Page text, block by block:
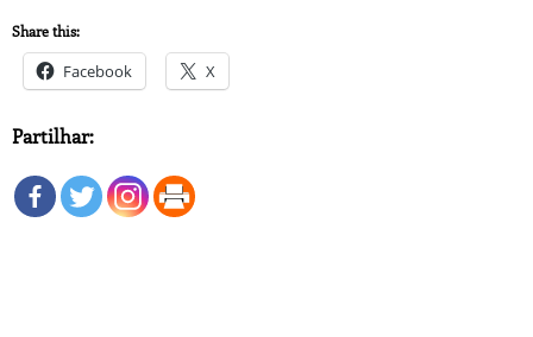
Share this:
Facebook X
Partilhar: